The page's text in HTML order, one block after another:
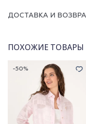
ДОСТАВКА И
ПОХОЖИЕ ТОВАРЫ
-50%